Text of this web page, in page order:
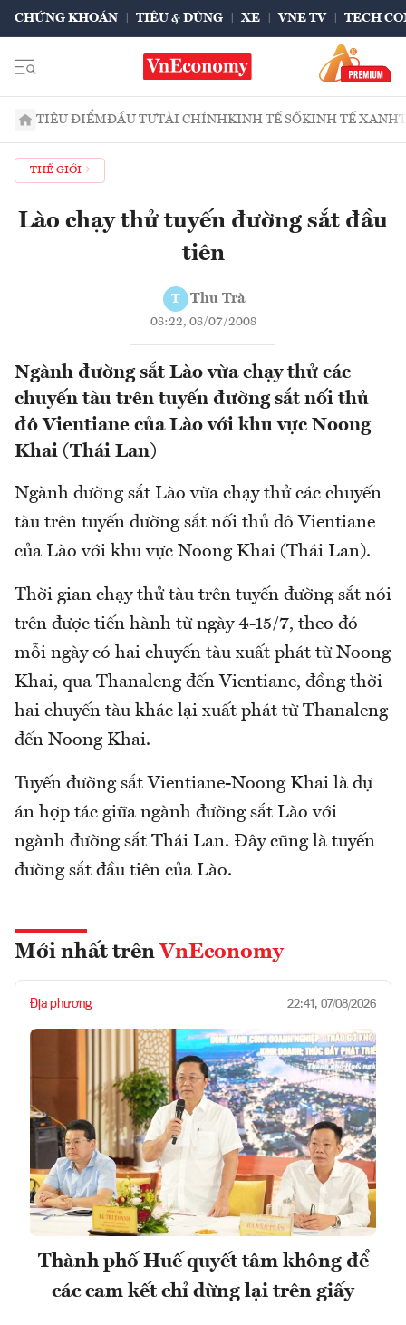
CHỨNG KHOÁN TIÊU & DÙNG XE VNE TV TECH
TIÊU ĐIỂMĐẦU TƯTÀI CHÍNHKINH TẾ SỐKINH TẾ XANH
THẾ GIỚI
Lào chạy thử tuyến đường sắt đầu
tiên
T Thu Trà
08:22, 08/07/2008
Ngành đường sắt Lào vừa chạy thử các
chuyến tàu trên tuyến đường sắt nối thủ
đô Vientiane của Lào với khu vực Noong
Khai (Thái Lan)
Ngành đường sắt Lào vừa chạy thử các chuyến
tàu trên tuyến đường sắt nối thủ đô Vientiane
của Lào với khu vực Noong Khai (Thái Lan).
Thời gian chạy thử tàu trên tuyến đường sắt nói
trên được tiến hành từ ngày 4-15/7, theo đó
mỗi ngày có hai chuyến tàu xuất phát từ Noong
Khai, qua Thanaleng đến Vientiane, đồng thời
hai chuyến tàu khác lại xuất phát từ Thanaleng
đến Noong Khai.
Tuyến đường sắt Vientiane-Noong Khai là dự
án hợp tác giữa ngành đường sắt Lào với
ngành đường sắt Thái Lan. Đây cũng là tuyến
đường sắt đầu tiên của Lào.
Mới nhất trên VnEconomy
Địa phương 22:41, 07/08/2026
Thành phố Huế quyết tâm không để
các cam kết chỉ dừng lại trên giấy